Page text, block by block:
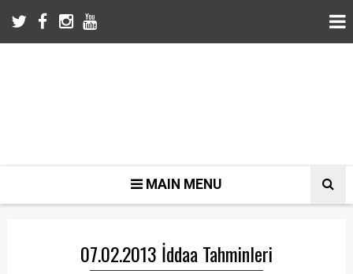
MAIN MENU
07.02.2013 İddaa Tahminleri